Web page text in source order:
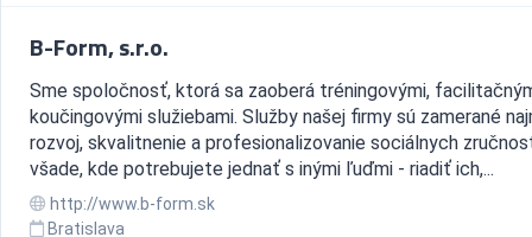
B-Form, s.r.o.
Sme spoločnosť, ktorá sa zaoberá tréningovými,
koučingovými služiebami. Služby našej firmy sú zamerané
rozvoj, skvalitnenie a profesionalizovanie sociálnych
všade, kde potrebujete jednať s inými ľuďmi - riadiť ich,...
http://www.b-form.sk
Bratislava